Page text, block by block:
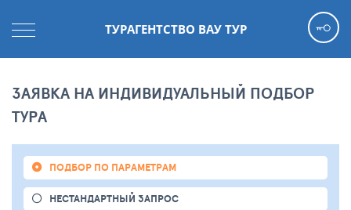
ТУРАГЕНТСТВО ВАУ ТУР
ЗАЯВКА НА ИНДИВИДУАЛЬНЫЙ ПОДБОР
ТУРА
ПОДБОР ПО ПАРАМЕТРАМ
НЕСТАНДАРТНЫЙ ЗАПРОС